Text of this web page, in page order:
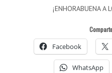
¡ENHORABUENA A
Facebook
WhatsApp